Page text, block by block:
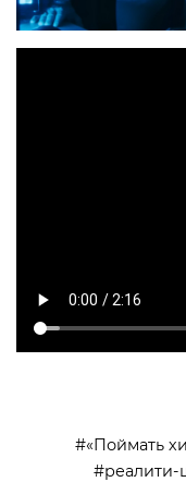
«Поймать
реалити-